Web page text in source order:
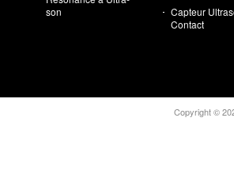
son
Cap­teur
Contact
Copy­right ©